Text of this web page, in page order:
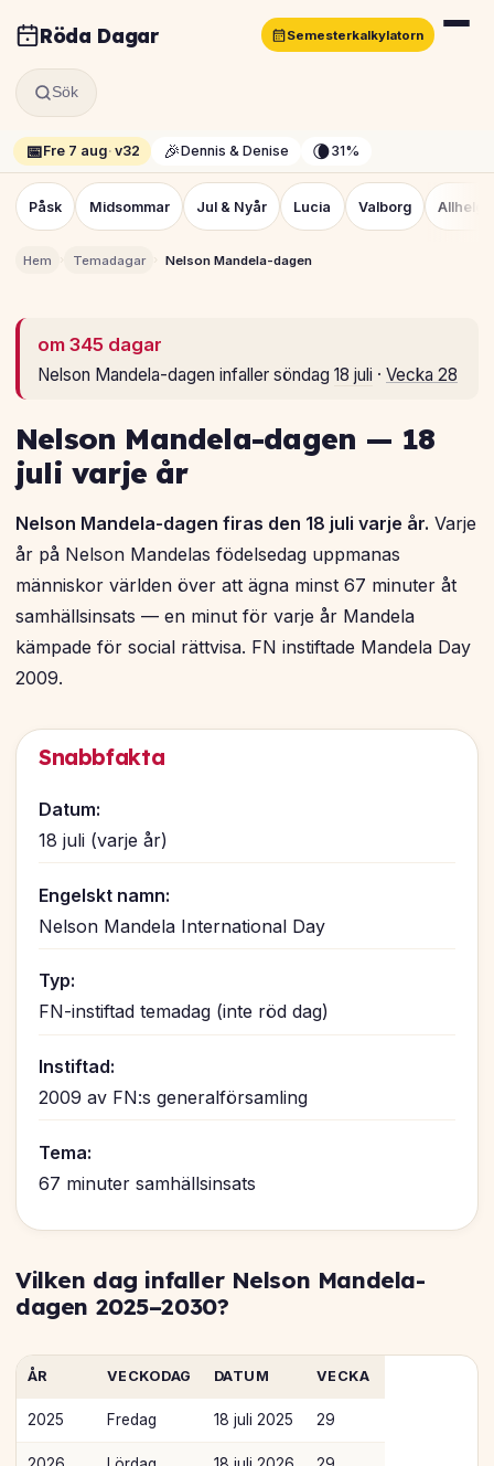
Röda Dagar Semesterkalkylatorn
Sök
📅Fre 7 aug· v32 🎉Dennis & Denise 🌘31%
Påsk Midsommar Jul & Nyår Lucia Valborg
Hem Temadagar Nelson Mandela-dagen
om 345 dagar
Nelson Mandela-dagen infaller söndag 18 juli · Vecka 28
Nelson Mandela-dagen — 18
juli varje år
Nelson Mandela-dagen firas den 18 juli varje år. Varje
år på Nelson Mandelas födelsedag uppmanas
människor världen över att ägna minst 67 minuter åt
samhällsinsats — en minut för varje år Mandela
kämpade för social rättvisa. FN instiftade Mandela Day
2009.
Snabbfakta
Datum:
18 juli (varje år)
Engelskt namn:
Nelson Mandela International Day
Typ:
FN-instiftad temadag (inte röd dag)
Instiftad:
2009 av FN:s generalförsamling
Tema:
67 minuter samhällsinsats
Vilken dag infaller Nelson Mandela-
dagen 2025–2030?
ÅR VECKODAG DATUM VECKA
2025 Fredag 18 juli 2025 29